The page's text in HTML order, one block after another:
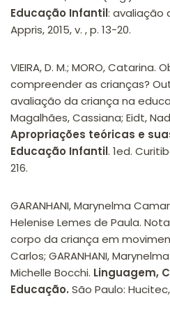
Educação Infantil: avaliação
Appris, 2015, v. , p. 13-20.
VIEIRA, D. M.; MORO,
compreender as crianças?
avaliação da criança na
Magalhães, Cassiana; Eidt,
Apropriações teóricas e
Educação Infantil. 1ed.
216.
GARANHANI, Marynelma
Helenise Lemes de Paula.
corpo da criança em
Carlos; GARANHANI,
Michelle Bocchi. Linguagem,
Educação. São Paulo: